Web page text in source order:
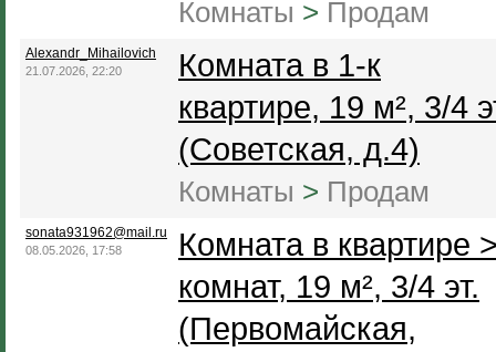
Комнаты > Продам
Alexandr_Mihailovich
21.07.2026, 22:20
Комната в 1-к
квартире, 19 м², 3/4
(Советская, д.4)
Комнаты > Продам
sonata931962@mail.ru
08.05.2026, 17:58
Комната в квартире
комнат, 19 м², 3/4 эт.
(Первомайская,